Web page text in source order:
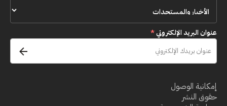
عنوان البريد الإلكتروني*
إمكانية الوصول
حقوق النشر